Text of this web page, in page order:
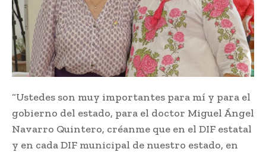
“Ustedes son muy importantes para mí y para el
gobierno del estado, para el doctor Miguel Ángel
Navarro Quintero, créanme que en el DIF estatal
y en cada DIF municipal de nuestro estado, en